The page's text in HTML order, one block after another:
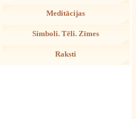
Meditācijas
Simboli. Tēli. Zīmes
Raksti